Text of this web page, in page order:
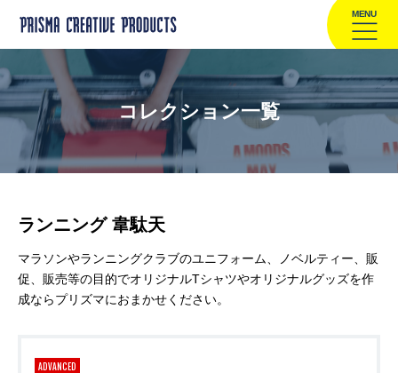
MENU
コレクション一覧
ランニング 韋駄天
マラソンやランニングクラブのユニフォーム、ノベルティー、販
促、販売等の目的でオリジナルTシャツやオリジナルグッズを作
成ならプリズマにおまかせください。
ADVANCED